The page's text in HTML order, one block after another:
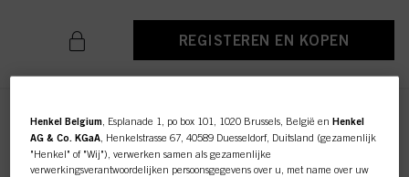
REGISTEREN EN KOPEN
IGORA ROYAL Absolutes 5-50
Light Brown Gold Natural 60ml
ID-nr. 3075117
Henkel Belgium , Esplanade 1, po box 101, 1020 Brussels, België enHenkel
AG & Co. KGaA , Henkelstrasse 67, 40589 Duesseldorf, Duitsland (gezamenlijk
"Henkel" of "Wij"), verwerken samen als gezamenlijke
verwerkingsverantwoordelijken persoonsgegevens over u, met name over uw